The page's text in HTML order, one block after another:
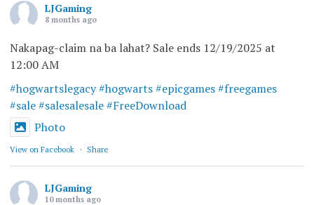
LJGaming
8 months ago
Nakapag-claim na ba lahat? Sale ends 12/19/2025 at
12:00 AM
#hogwartslegacy #hogwarts #epicgames #freegames
#sale #salesalesale #FreeDownload
Photo
View on Facebook · Share
LJGaming
10 months ago